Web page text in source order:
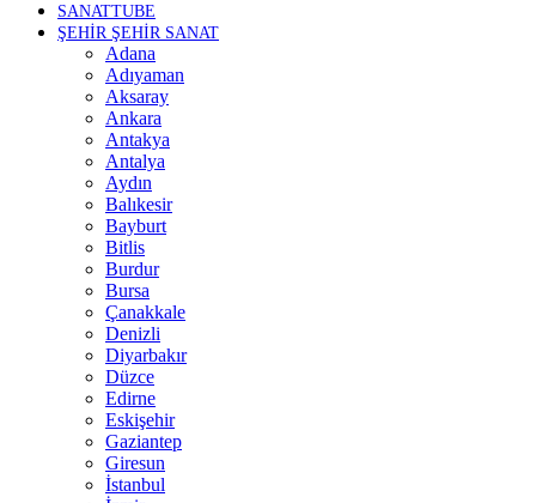
SANATTUBE
ŞEHİR ŞEHİR SANAT
Adana
Adıyaman
Aksaray
Ankara
Antakya
Antalya
Aydın
Balıkesir
Bayburt
Bitlis
Burdur
Bursa
Çanakkale
Denizli
Diyarbakır
Düzce
Edirne
Eskişehir
Gaziantep
Giresun
İstanbul